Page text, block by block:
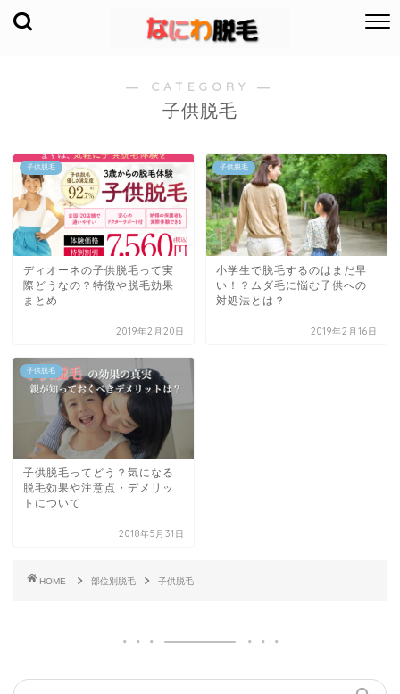
― CATEGORY ―
子供脱毛
子供脱毛
ディオーネの子供脱毛って実
際どうなの？特徴や脱毛効果
まとめ
2019年2月20日
子供脱毛
小学生で脱毛するのはまだ早
い！？ムダ毛に悩む子供への
対処法とは？
2019年2月16日
子供脱毛
子供脱毛ってどう？気になる
脱毛効果や注意点・デメリッ
トについて
2018年5月31日
HOME 部位別脱毛 子供脱毛